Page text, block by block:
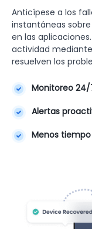
Anticípese a los
instantáneas
en las
actividad
resuelven los
Monitoreo
Alertas
Menos